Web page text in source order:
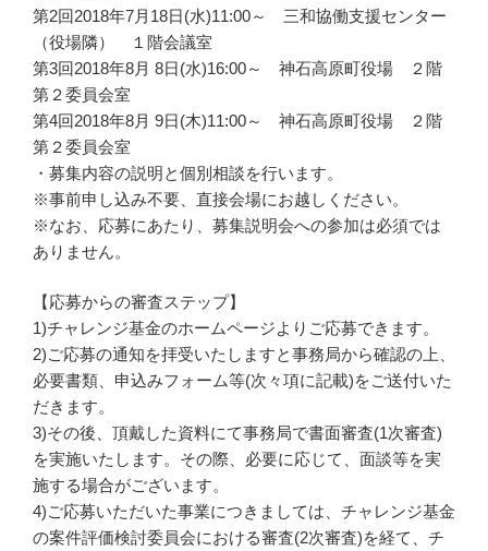
第2回2018年7月18日(水)11:00～ 三和協働支援センター
（役場隣） １階会議室
第3回2018年8月 8日(水)16:00～ 神石高原町役場 ２階
第２委員会室
第4回2018年8月 9日(木)11:00～ 神石高原町役場 ２階
第２委員会室
・募集内容の説明と個別相談を行います。
※事前申し込み不要、直接会場にお越しください。
※なお、応募にあたり、募集説明会への参加は必須では
ありません。
【応募からの審査ステップ】
1)チャレンジ基金のホームページよりご応募できます。
2)ご応募の通知を拝受いたしますと事務局から確認の上、
必要書類、申込みフォーム等(次々項に記載)をご送付いた
だきます。
3)その後、頂戴した資料にて事務局で書面審査(1次審査)
を実施いたします。その際、必要に応じて、面談等を実
施する場合がございます。
4)ご応募いただいた事業につきましては、チャレンジ基金
の案件評価検討委員会における審査(2次審査)を経て、チ